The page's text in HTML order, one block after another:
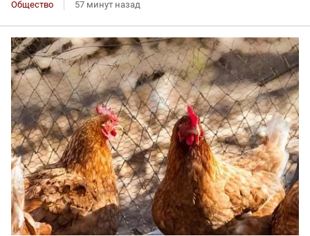
Общество 57 минут назад